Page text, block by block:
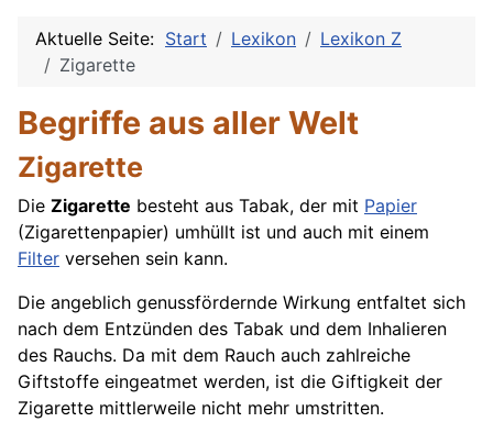
Aktuelle Seite: Start Lexikon
Lexikon Z
Zigarette
Begriffe aus aller Welt
Zigarette
Die Zigarette besteht aus Tabak, der mit Papier
(Zigarettenpapier) umhüllt ist und auch mit einem
Filter versehen sein kann.
Die angeblich genussfördernde Wirkung entfaltet sich
nach dem Entzünden des Tabak und dem Inhalieren
des Rauchs. Da mit dem Rauch auch zahlreiche
Giftstoffe eingeatmet werden, ist die Giftigkeit der
Zigarette mittlerweile nicht mehr umstritten.